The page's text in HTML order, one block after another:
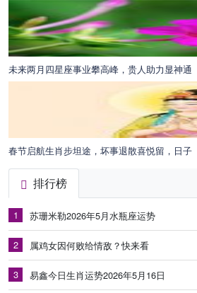
未来两月四星座事业攀高峰，贵人助力显神通
春节启航生肖步坦途，坏事退散喜悦留，日子
排行榜
1 苏珊米勒2026年5月水瓶座运势
2 属鸡女因何败给情敌？快来看
3 易鑫今日生肖运势2026年5月16日